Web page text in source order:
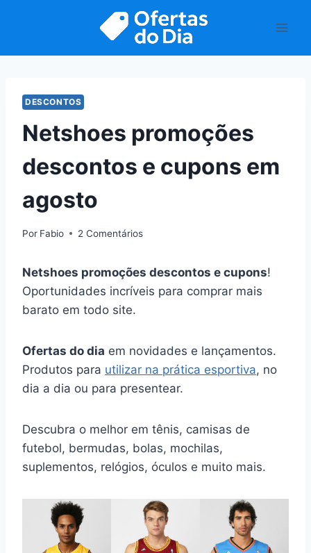
DESCONTOS
Netshoes promoções
descontos e cupons em
agosto
Por Fabio 2 Comentários
Netshoes promoções descontos e cupons!
Oportunidades incríveis para comprar mais
barato em todo site.
Ofertas do dia em novidades e lançamentos.
Produtos para utilizar na prática esportiva, no
dia a dia ou para presentear.
Descubra o melhor em tênis, camisas de
futebol, bermudas, bolas, mochilas,
suplementos, relógios, óculos e muito mais.